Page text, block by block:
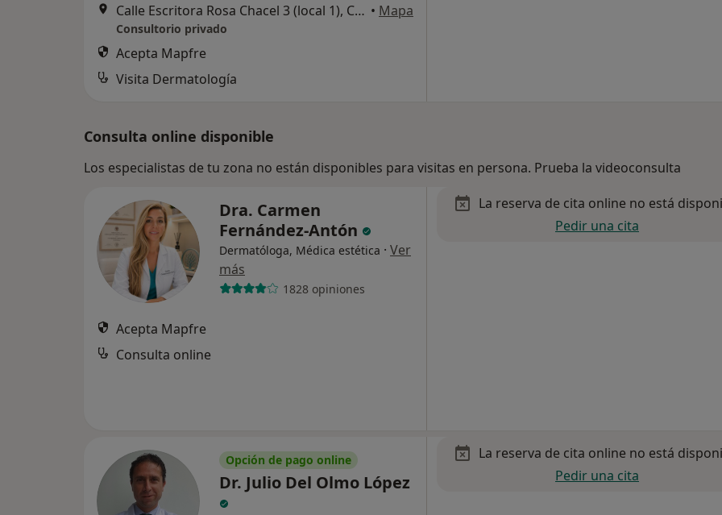
Calle Escritora Rosa Chacel 3 (local 1), Córdoba • Mapa
Consultorio privado
Acepta Mapfre
Visita Dermatología
Consulta online disponible
Los especialistas de tu zona no están disponibles para visitas en persona. Prueba la videoconsulta
Dra. Carmen
Fernández-Antón
Dermatóloga, Médica estética · Ver
más
1828 opiniones
Acepta Mapfre
Consulta online
La reserva de cita online no está
Pedir una cita
Opción de pago online
Dr. Julio Del Olmo López
La reserva de cita online no está
Pedir una cita